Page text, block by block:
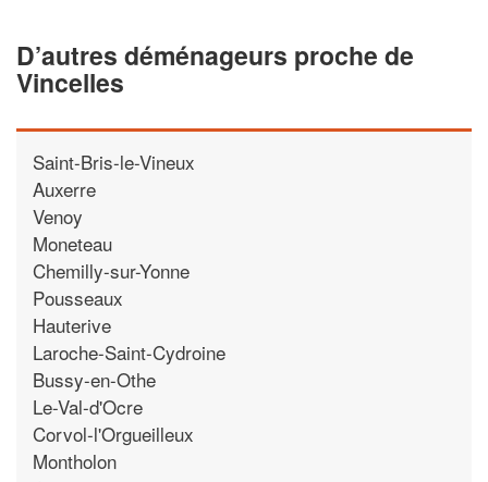
D’autres déménageurs proche de
Vincelles
Saint-Bris-le-Vineux
Auxerre
Venoy
Moneteau
Chemilly-sur-Yonne
Pousseaux
Hauterive
Laroche-Saint-Cydroine
Bussy-en-Othe
Le-Val-d'Ocre
Corvol-l'Orgueilleux
Montholon